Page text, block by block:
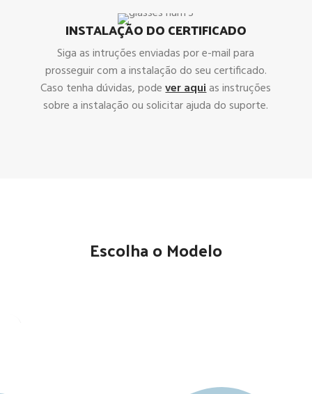
INSTALAÇÃO DO CERTIFICADO
Siga as intruções enviadas por e-mail para
prosseguir com a instalação do seu certificado.
Caso tenha dúvidas, podever aquias instruções
sobre a instalação ou solicitar ajuda do suporte.
Escolha o Modelo